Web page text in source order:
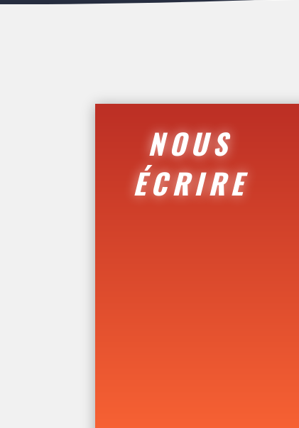
NOUS
ÉCRIRE